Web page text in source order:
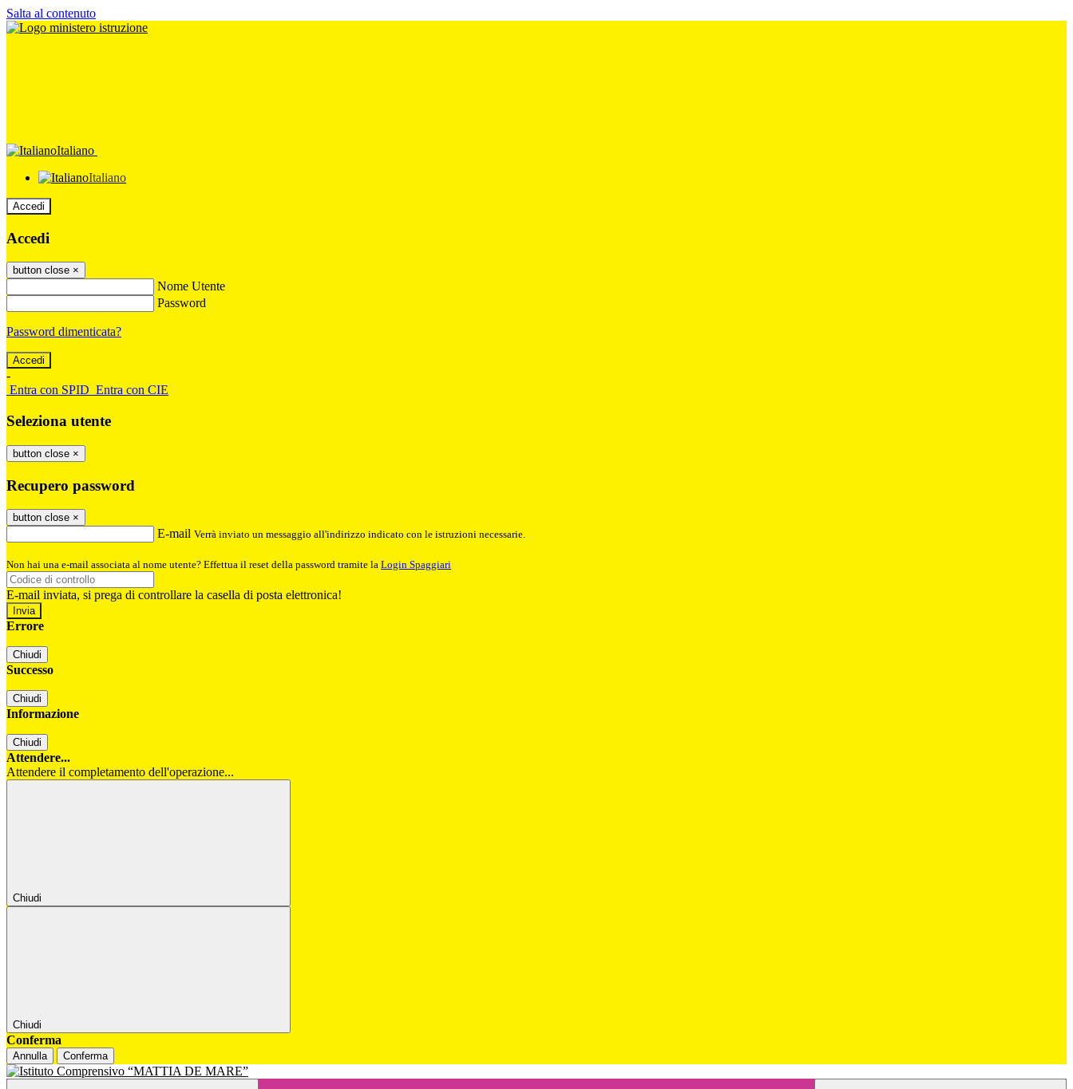
Salta al contenuto
Italiano
Italiano
Accedi
Accedi
button close ×
Nome Utente
Password
Password dimenticata?
-
Entra con SPID Entra con CIE
Seleziona utente
button close ×
Recupero password
button close ×
E-mail Verrà inviato un messaggio all'indirizzo indicato con le istruzioni necessarie.
Non hai una e-mail associata al nome utente? Effettua il reset della password tramite la Login Spaggiari
E-mail inviata, si prega di controllare la casella di posta elettronica!
Errore
Chiudi
Successo
Chiudi
Informazione
Chiudi
Attendere...
Attendere il completamento dell'operazione...
Chiudi
Chiudi
Conferma
Annulla Conferma